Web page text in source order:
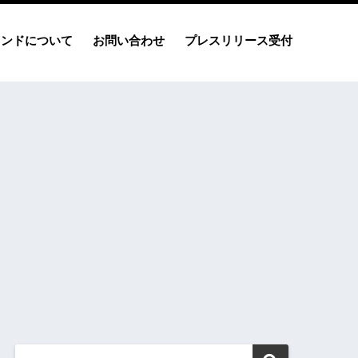
ドについて お問い合わせ プレスリリース受付